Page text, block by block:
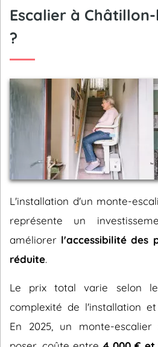
Escalier à
?
L'installation d'un monte-
représente un
améliorer l'accessibilité des
réduite.
Le prix total varie selon
complexité de l'installation
En 2025, un monte-